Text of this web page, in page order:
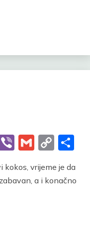
ViberGmail
Link
vrijeme je da
a i konačno